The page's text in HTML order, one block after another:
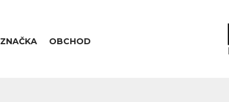
ZNAČKA OBCHOD